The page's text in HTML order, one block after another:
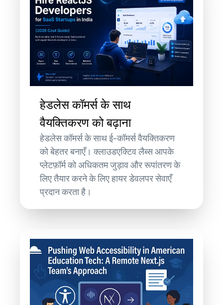
हेडलेस कॉमर्स के साथ
वैयक्तिकरण को बढ़ाना
हेडलेस कॉमर्स के साथ ई-कॉमर्स वैयक्तिकरण
को बेहतर बनाएँ। क्लाउडएक्टिव लैब्स आपके
प्लेटफ़ॉर्म को अधिकतम जुड़ाव और रूपांतरण के
लिए तैयार करने के लिए हायर डेवलपर सेवाएँ
प्रदान करता है।